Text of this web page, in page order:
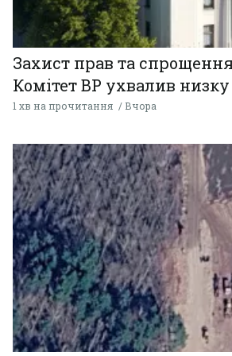
Захист прав та
Комітет ВР ухвалив
1 хв на прочитання Вчора